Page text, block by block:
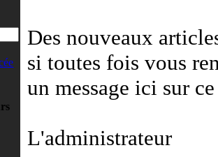
Des nouveaux
si toutes fois vous
un message ici sur
L'administrateur